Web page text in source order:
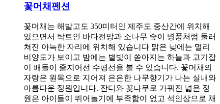
꽃머채펜션
꽃머채는 해발고도 350미터인 제주도 중산간에 위치해
있으면서 탁트인 바다전망과 소나무 숲이 병풍처럼 둘러
쳐진 아늑한 자리에 위치해 있습니다 맑은 낮에는 멀리
비양도가 보이고 밤에는 별빛이 쏟아지는 하늘과 고기잡
이 배들이 줄지어선 수평선을 볼 수 있습니다. 꽃머채의
자랑은 원목으로 지어져 은은한 나무향기가 나는 실내와
아름다운 정원입니다. 잔디와 꽃나무로 가꿔진 넓은 정
원은 아이들이 뛰어놀기에 부족함이 없고 석인상으로 채